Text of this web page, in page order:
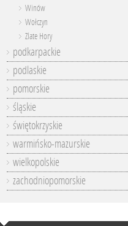
Winów
Wołczyn
Zlate Hory
podkarpackie
podlaskie
pomorskie
śląskie
świętokrzyskie
warmińsko-mazurskie
wielkopolskie
zachodniopomorskie